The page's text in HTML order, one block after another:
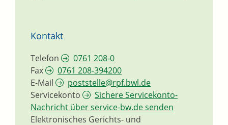
Kontakt
Telefon
0761 208-0
Fax
0761 208-394200
E-Mail
poststelle@rpf.bwl.de
Servicekonto
Sichere Servicekonto-
Nachricht über service-bw.de senden
Elektronisches Gerichts- und